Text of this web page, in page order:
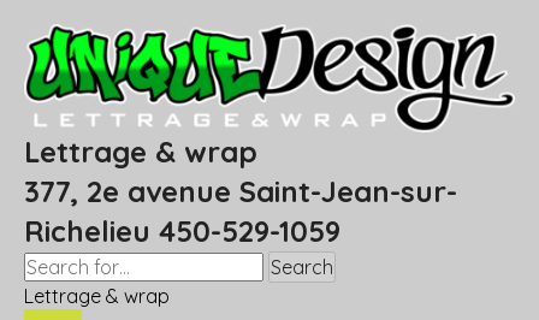
Lettrage & wrap
377, 2e avenue Saint-Jean-sur-
Richelieu 450-529-1059
Search
Lettrage & wrap